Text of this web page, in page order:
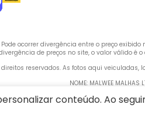
ocorrer divergência entre o preço
de preços no site, o valor válido é
reservados. As fotos aqui veiculadas,
NOME: MALWEE MALHAS
CNPJ: 84.429.737/0001-
Weege, 200 - CEP: 89260-900 - Barra do
conteúdo. Ao